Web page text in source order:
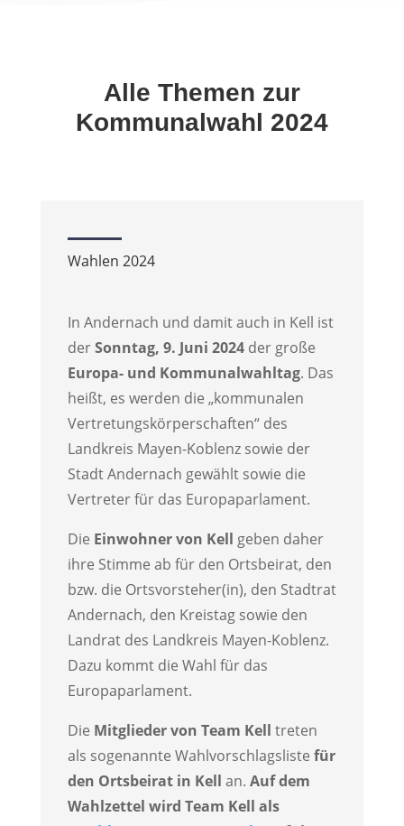
Alle Themen zur
Kommunalwahl 2024
Wahlen 2024
In Andernach und damit auch in Kell ist
derSonntag, 9. Juni 2024der große
Europa- und Kommunalwahltag. Das
heißt, es werden die „kommunalen
Vertretungskörperschaften“ des
Landkreis Mayen-Koblenz sowie der
Stadt Andernach gewählt sowie die
Vertreter für das Europaparlament.
Die Einwohner von Kell geben daher
ihre Stimme ab für den Ortsbeirat, den
bzw. die Ortsvorsteher(in), den Stadtrat
Andernach, den Kreistag sowie den
Landrat des Landkreis Mayen-Koblenz.
Dazu kommt die Wahl für das
Europaparlament.
Die Mitglieder von Team Kell treten
als sogenannte Wahlvorschlagsliste für
den Ortsbeirat in Kell an. Auf dem
Wahlzettel wird Team Kell als